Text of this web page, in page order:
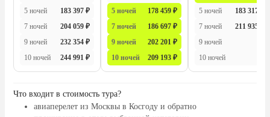
5 ночей
183 397 ₽
7 ночей
204 059 ₽
9 ночей
232 354 ₽
10 ночей
244 991 ₽
5 ночей
178 459 ₽
7 ночей
186 697 ₽
9 ночей
202 201 ₽
10 ночей
209 193 ₽
5 ночей
183 317 ₽
7 ночей
211 935 ₽
9 ночей
10 ночей
Что входит в стоимость тура?
авиаперелет из Москвы в Косгоду и обратно